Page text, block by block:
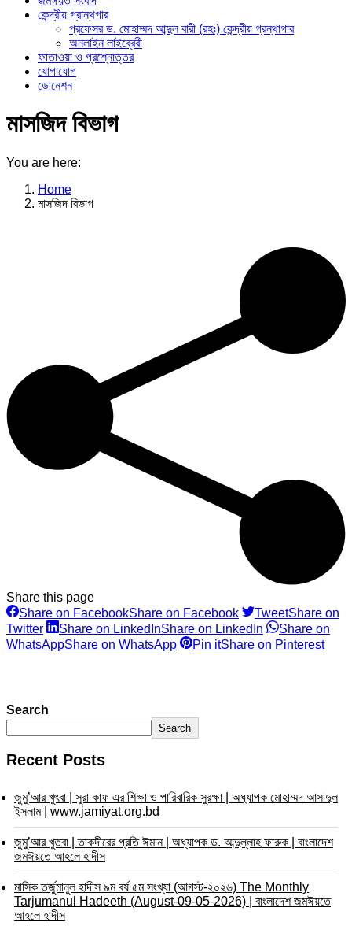
কেন্দ্রীয় গ্রান্থগার
প্রফেসর ড. মোহাম্মদ আব্দুল বারী (রহঃ) কেন্দ্রীয় গ্রন্থাগার
অনলাইন লাইব্রেরী
ফাতাওয়া ও প্রশ্নোত্তর
যোগাযোগ
ডোনেশন
মাসজিদ বিভাগ
You are here:
Home
মাসজিদ বিভাগ
Share this page
Share on FacebookShare on Facebook TweetShare on
Twitter
Share on LinkedInShare on LinkedIn
Share on
WhatsAppShare on WhatsApp Pin itShare on Pinterest
Search
Search
Recent Posts
জুমু’আর খুৎবা | সুরা কাফ এর শিক্ষা ও পারিবারিক সুরক্ষা | অধ্যাপক মোহাম্মদ আসাদুল
ইসলাম | www.jamiyat.org.bd
জুমু’আর খুতবা | তাকদীরের প্রতি ঈমান | অধ্যাপক ড. আব্দুল্লাহ ফারুক | বাংলাদেশ
জমঈয়তে আহলে হাদীস
মাসিক তর্জুমানুল হাদীস ৯ম বর্ষ ৫ম সংখ্যা (আগস্ট-২০২৬) The Monthly
Tarjumanul Hadeeth (August-09-05-2026) | বাংলাদেশ জমঈয়তে
আহলে হাদীস